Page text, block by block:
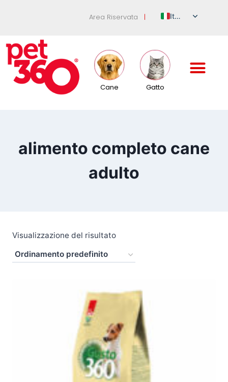
Area Riservata |
Italian
French
Cane Gatto
alimento completo cane
adulto
Visualizzazione del risultato